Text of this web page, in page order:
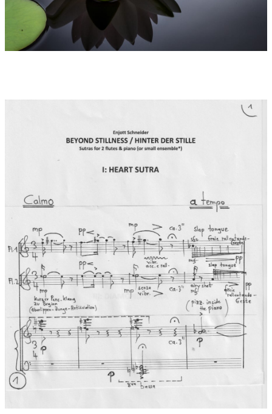
vom Ego dominierten Lebensstils liegen. Schlüssel zu dieser
Welt ist die „Stille“, die einen inneren Raum zu öffnen weiß, in
dem dann Erkenntnis und wahre Kreativität manifest werden
können.
Auch in der modernen Spiritualität ist diese Thematik von
hoher Bedeutung. Autoren wie Eckhart Tolle weisen explizit auf
1: Herz Sutra als das Sutra der höchsten Weisheit ist das am
meisten rezitierte, kopierte und studierte Schriftstück des
ostasiatischen Buddhismus. Es gilt als knappste
Zusammenfassung der 600bändigen Lehre Buddhas auf nur
einer Seite. Im Mittelpunkt steht die „Leere“ als fundamentales
jeder Anhaftung und von jeder Konditionierung des Denkens.
Der vollständige Titel meint „Die Essenz des erhabenen
Hinübergelangens ans jenseitige Ufer der Weisheit“. Die
spirituelle Erfahrung liegt darin, die „Form als Leere – und die
Leere als Form“ zu erkennen. Das musikalische Material beruht
hier auf einem freien Umgang mit der Skala des „Rag Shree“ (E
– F – G# – A# - B – C – D# – E).
2: Kama Sutra als Verse des Verlangens und der Kraft der
Evolution entstammen vor allem dem Buch von Vatsayayana
Mallanaga und sind in der Öffentlichkeit vor allem als
vulgarisierte Texte zu Sexualität und Erotik bekannt. In den
Tempeln des Hinduismus wie auch in den daoistischen Texten
zur Sexualität geht es unmißverständlich um konkrete Lust und
Leidenschaft. Jedoch geht es im Hintergrund um eine
Transformation der Lebensfreude in Göttliche und um eine
Anleitung, zu einem auch in der materiellen Welt erfüllten
Leben des Körpers.
3: Diamant Sutra ist die „Diamanten spaltende Vollkommenheit
der Weisheit“ aus einer Predigt Buddhas. Es stammt aus dem
ersten Jahrhundert unserer Zeitrechnung und ist ein in